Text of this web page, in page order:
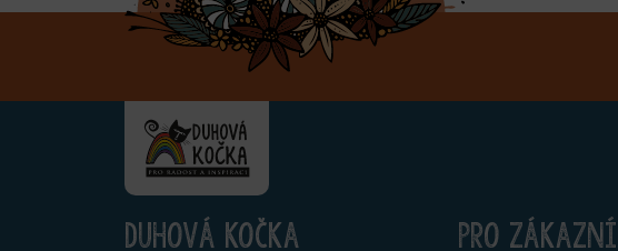
Duhová kočka Pro